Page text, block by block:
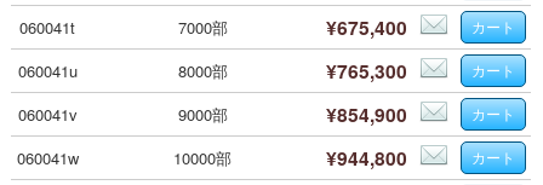
060041t 7000部 ¥675,400
060041u 8000部 ¥765,300
060041v 9000部 ¥854,900
060041w 10000部 ¥944,800